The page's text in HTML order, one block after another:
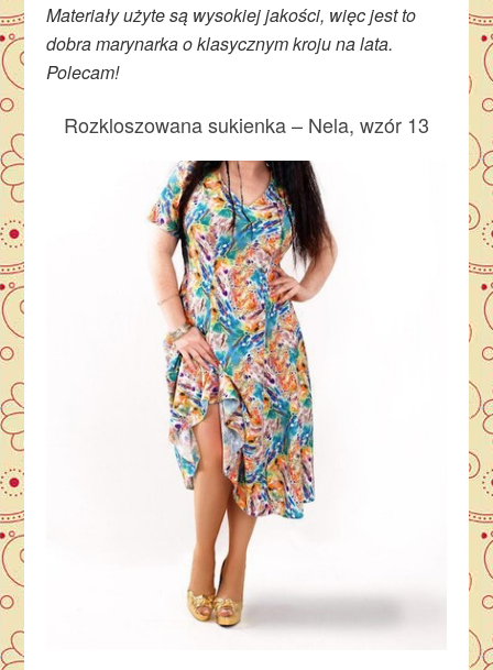
Materiały użyte są wysokiej jakości, więc jest to
dobra marynarka o klasycznym kroju na lata.
Polecam!
Rozkloszowana sukienka – Nela, wzór 13